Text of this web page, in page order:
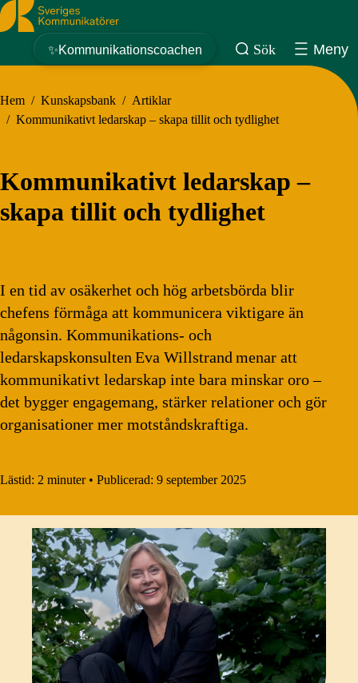
Sveriges Kommunikatörer
✨Kommunikationscoachen Sök Meny
Hem / Kunskapsbank / Artiklar
/ Kommunikativt ledarskap – skapa tillit och tydlighet
Kommunikativt ledarskap –
skapa tillit och tydlighet
I en tid av osäkerhet och hög arbetsbörda blir
chefens förmåga att kommunicera viktigare än
någonsin. Kommunikations- och
ledarskapskonsulten Eva Willstrand menar att
kommunikativt ledarskap inte bara minskar oro –
det bygger engagemang, stärker relationer och gör
organisationer mer motståndskraftiga.
Lästid: 2 minuter • Publicerad: 9 september 2025